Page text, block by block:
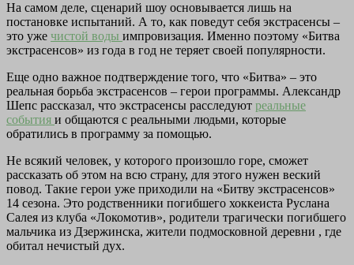
На самом деле, сценарий шоу основывается лишь на
постановке испытаний. А то, как поведут себя экстрасенсы –
это уже чистой воды импровизация. Именно поэтому «Битва
экстрасенсов» из года в год не теряет своей популярности.
Еще одно важное подтверждение того, что «Битва» – это
реальная борьба экстрасенсов – герои программы. Александр
Шепс рассказал, что экстрасенсы расследуют реальные
события и общаются с реальными людьми, которые
обратились в программу за помощью.
Не всякий человек, у которого произошло горе, сможет
рассказать об этом на всю страну, для этого нужен веский
повод. Такие герои уже приходили на «Битву экстрасенсов»
14 сезона. Это родственники погибшего хоккеиста Руслана
Салея из клуба «Локомотив», родители трагически погибшего
мальчика из Дзержинска, жители подмосковной деревни , где
обитал нечистый дух.